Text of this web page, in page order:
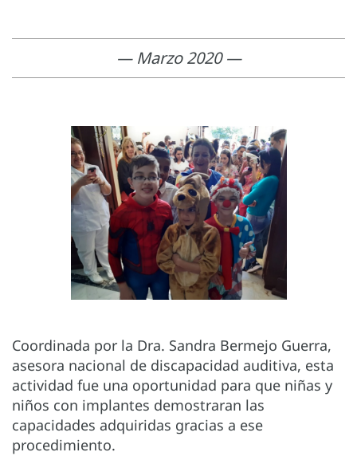
— Marzo 2020 —
Coordinada por la Dra. Sandra Bermejo Guerra,
asesora nacional de discapacidad auditiva, esta
actividad fue una oportunidad para que niñas y
niños con implantes demostraran las
capacidades adquiridas gracias a ese
procedimiento.